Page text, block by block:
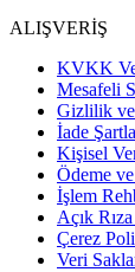
ALIŞVERİŞ
KVKK
Mesafeli
Gizlilik
İade
Kişisel
Ödeme
İşlem
Açık
Çerez
Veri